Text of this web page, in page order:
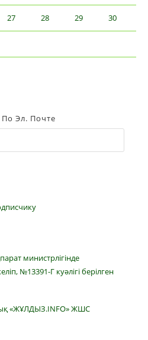
27 28 29 30
Эл. Почте
министрлігінде
№13391-Г куәлігі берілген
«ЖҰЛДЫЗ.INFO» ЖШС